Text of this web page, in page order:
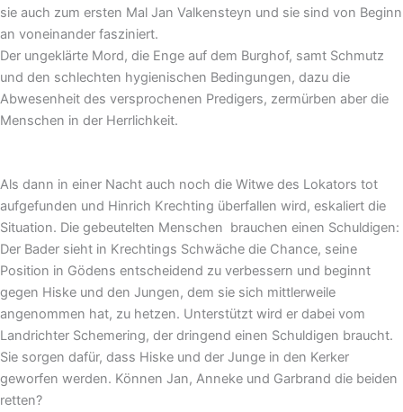
sie auch zum ersten Mal Jan Valkensteyn und sie sind von Beginn
an voneinander fasziniert.
Der ungeklärte Mord, die Enge auf dem Burghof, samt Schmutz
und den schlechten hygienischen Bedingungen, dazu die
Abwesenheit des versprochenen Predigers, zermürben aber die
Menschen in der Herrlichkeit.
Als dann in einer Nacht auch noch die Witwe des Lokators tot
aufgefunden und Hinrich Krechting überfallen wird, eskaliert die
Situation. Die gebeutelten Menschen brauchen einen Schuldigen:
Der Bader sieht in Krechtings Schwäche die Chance, seine
Position in Gödens entscheidend zu verbessern und beginnt
gegen Hiske und den Jungen, dem sie sich mittlerweile
angenommen hat, zu hetzen. Unterstützt wird er dabei vom
Landrichter Schemering, der dringend einen Schuldigen braucht.
Sie sorgen dafür, dass Hiske und der Junge in den Kerker
geworfen werden. Können Jan, Anneke und Garbrand die beiden
retten?